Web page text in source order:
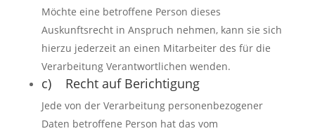
Möchte eine betroffene Person dieses
Auskunftsrecht in Anspruch nehmen, kann sie sich
hierzu jederzeit an einen Mitarbeiter des für die
Verarbeitung Verantwortlichen wenden.
c) Recht auf Berichtigung
Jede von der Verarbeitung personenbezogener
Daten betroffene Person hat das vom